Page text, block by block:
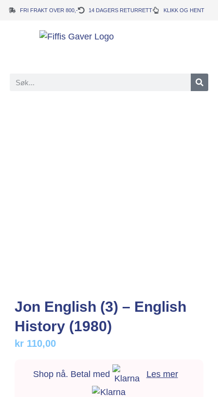
FRI FRAKT OVER 800,- 14 DAGERS RETURRETT KLIKK OG HENT
Jon English (3) – English
History (1980)
kr 110,00
Shop nå. Betal med Les mer